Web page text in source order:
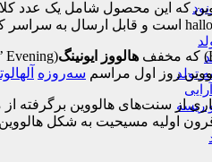
تولد
ریسه
) که مخفف هالووز ایونینگ
روز اول مراسم سه‌روزه
از سنت‌های هالووین
اولیه مسیحیت به شکل هالووین